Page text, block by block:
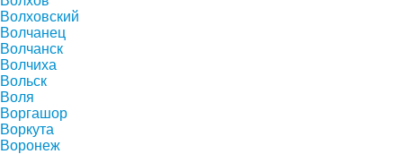
Волховский
Волчанец
Волчанск
Волчиха
Вольск
Воля
Воргашор
Воркута
Воронеж